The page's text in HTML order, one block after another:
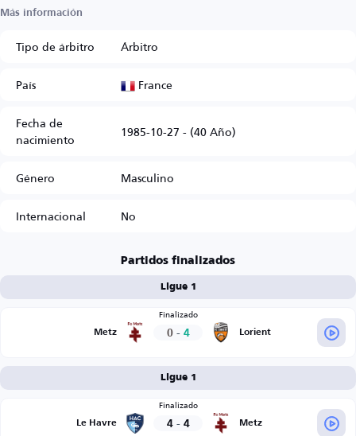
Más información
Tipo de árbitro
Árbitro
País
France
Fecha de
nacimiento 1985-10-27 - (40 Año)
Género
Masculino
Internacional
No
Partidos finalizados
Ligue 1
Metz
Finalizado
0 - 4 Lorient
Ligue 1
Le Havre
Finalizado
4 - 4 Metz